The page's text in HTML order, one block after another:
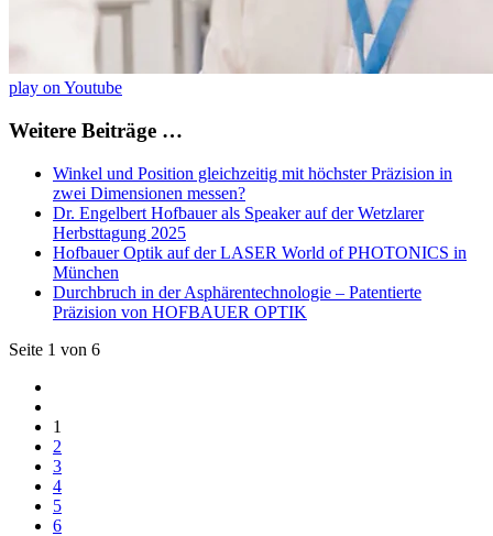
play on Youtube
Weitere Beiträge …
Winkel und Position gleichzeitig mit höchster Präzision in
zwei Dimensionen messen?
Dr. Engelbert Hofbauer als Speaker auf der Wetzlarer
Herbsttagung 2025
Hofbauer Optik auf der LASER World of PHOTONICS in
München
Durchbruch in der Asphärentechnologie – Patentierte
Präzision von HOFBAUER OPTIK
Seite 1 von 6
1
2
3
4
5
6